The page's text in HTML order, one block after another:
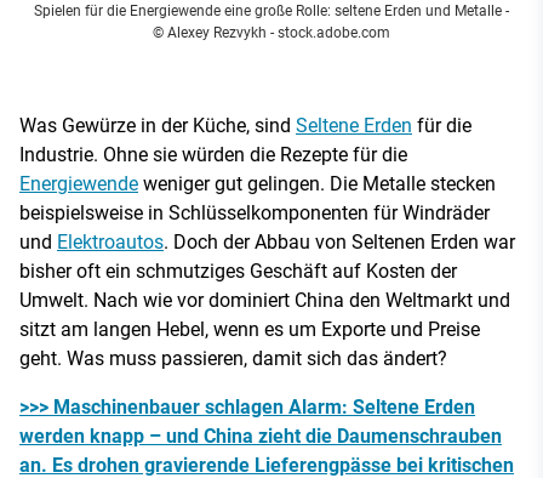
Spielen für die Energiewende eine große Rolle: seltene Erden und Metalle -
© Alexey Rezvykh - stock.adobe.com
Was Gewürze in der Küche, sind Seltene Erden für die
Industrie. Ohne sie würden die Rezepte für die
Energiewende weniger gut gelingen. Die Metalle stecken
beispielsweise in Schlüsselkomponenten für Windräder
und Elektroautos. Doch der Abbau von Seltenen Erden war
bisher oft ein schmutziges Geschäft auf Kosten der
Umwelt. Nach wie vor dominiert China den Weltmarkt und
sitzt am langen Hebel, wenn es um Exporte und Preise
geht. Was muss passieren, damit sich das ändert?
>>> Maschinenbauer schlagen Alarm: Seltene Erden
werden knapp – und China zieht die Daumenschrauben
an. Es drohen gravierende Lieferengpässe bei kritischen